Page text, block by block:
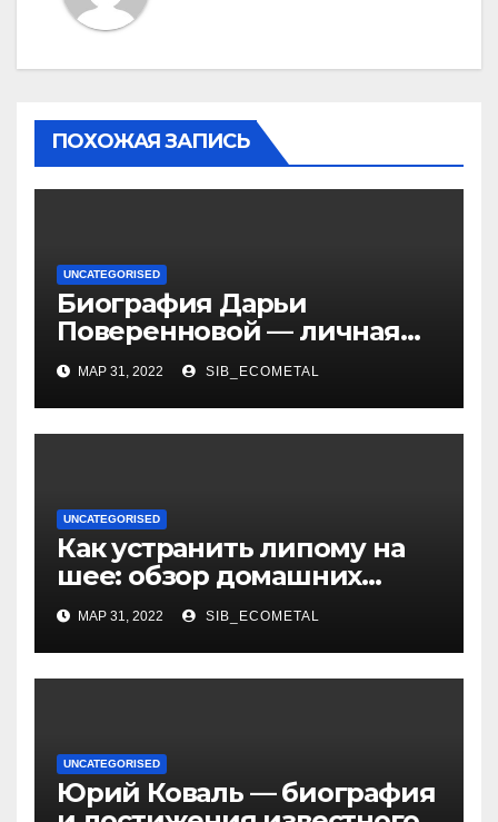
ПОХОЖАЯ ЗАПИСЬ
UNCATEGORISED
Биография Дарьи
Поверенновой — личная
жизнь, карьера и
достижения знаменитой
российской актрисы
МАР 31, 2022 SIB_ECOMETAL
UNCATEGORISED
Как устранить липому на
шее: обзор домашних
методов лечения
МАР 31, 2022 SIB_ECOMETAL
UNCATEGORISED
Юрий Коваль — биография